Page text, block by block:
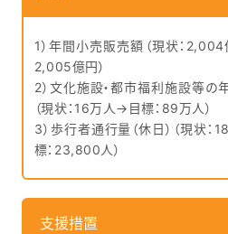
1）年間小売販売額（現状：
2,005億円）
2）文化施設・都市福利施設等の
（現状：16万人→目標：89万人）
3）歩行者通行量（休日）（現状
標：23,800人）
支援措置